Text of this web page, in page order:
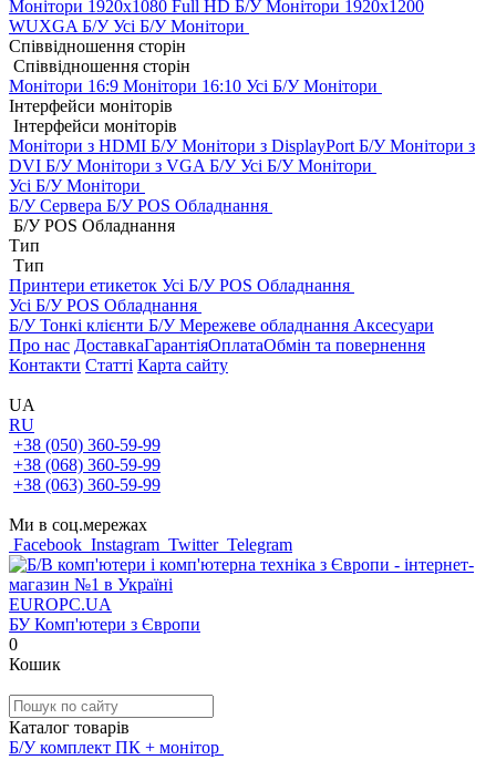
Монітори 1920x1080 Full HD Б/УМонітори 1920x1200
WUXGA Б/УУсі Б/У Монітори
Співвідношення сторін
Співвідношення сторін
Монітори 16:9 Монітори 16:10 Усі Б/У Монітори
Інтерфейси моніторів
Інтерфейси моніторів
Монітори з HDMI Б/УМонітори з DisplayPort Б/УМонітори з
DVI Б/УМонітори з VGA Б/УУсі Б/У Монітори
Усі Б/У Монітори
Б/У Сервера Б/У POS Обладнання
Б/У POS Обладнання
Тип
Тип
Принтери етикеток Усі Б/У POS Обладнання
Усі Б/У POS Обладнання
Б/У Тонкі клієнти Б/У Мережеве обладнання Аксесуари
Про нас ДоставкаГарантіяОплатаОбмін та повернення
Контакти Статті Карта сайту
UA
RU
+38 (050) 360-59-99
+38 (068) 360-59-99
+38 (063) 360-59-99
Ми в соц.мережах
Facebook Instagram Twitter Telegram
EUROPC.UA
БУ Комп'ютери з Європи
0
Кошик
Каталог товарів
Б/У комплект ПК + монітор